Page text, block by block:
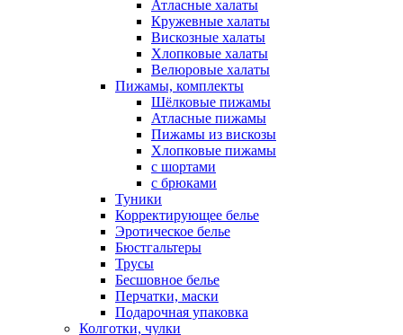
Атласные халаты
Кружевные халаты
Вискозные халаты
Хлопковые халаты
Велюровые халаты
Пижамы, комплекты
Шёлковые пижамы
Атласные пижамы
Пижамы из вискозы
Хлопковые пижамы
с шортами
с брюками
Туники
Корректирующее белье
Эротическое белье
Бюстгальтеры
Трусы
Бесшовное белье
Перчатки, маски
Подарочная упаковка
Колготки, чулки